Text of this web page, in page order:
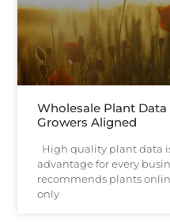
Wholesale Plant
Growers Aligned
High quality plant data
advantage for every
recommends plants
only